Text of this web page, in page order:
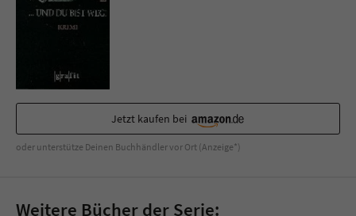
Jetzt kaufen bei
oder unterstütze Deinen Buchhändler vor Ort (Anzeige*)
Weitere Bücher der Serie: